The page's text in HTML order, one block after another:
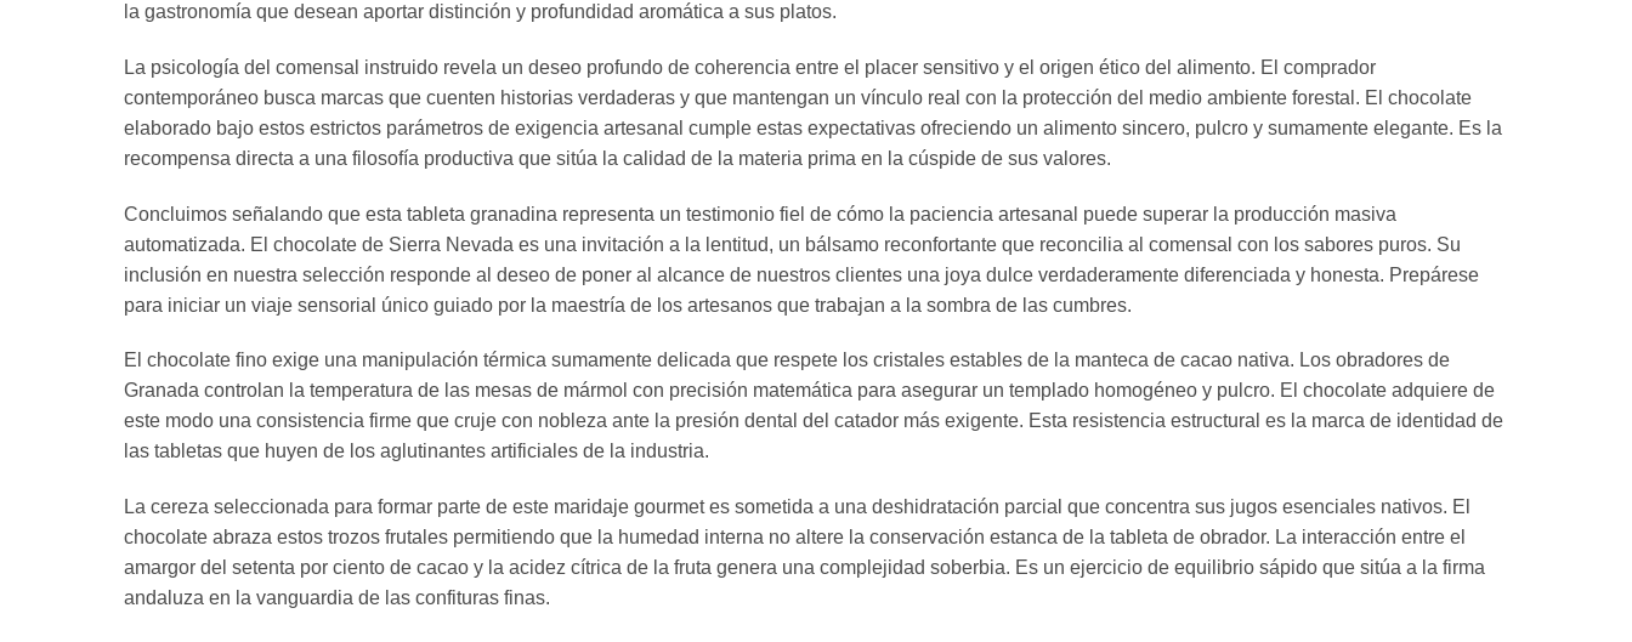
la gastronomía que desean aportar distinción y profundidad aromática a sus platos.
La psicología del comensal instruido revela un deseo profundo de coherencia entre el placer sensitivo y el origen ético del alimento. El comprador
contemporáneo busca marcas que cuenten historias verdaderas y que mantengan un vínculo real con la protección del medio ambiente forestal. El chocolate
elaborado bajo estos estrictos parámetros de exigencia artesanal cumple estas expectativas ofreciendo un alimento sincero, pulcro y sumamente elegante. Es la
recompensa directa a una filosofía productiva que sitúa la calidad de la materia prima en la cúspide de sus valores.
Concluimos señalando que esta tableta granadina representa un testimonio fiel de cómo la paciencia artesanal puede superar la producción masiva
automatizada. El chocolate de Sierra Nevada es una invitación a la lentitud, un bálsamo reconfortante que reconcilia al comensal con los sabores puros. Su
inclusión en nuestra selección responde al deseo de poner al alcance de nuestros clientes una joya dulce verdaderamente diferenciada y honesta. Prepárese
para iniciar un viaje sensorial único guiado por la maestría de los artesanos que trabajan a la sombra de las cumbres.
El chocolate fino exige una manipulación térmica sumamente delicada que respete los cristales estables de la manteca de cacao nativa. Los obradores de
Granada controlan la temperatura de las mesas de mármol con precisión matemática para asegurar un templado homogéneo y pulcro. El chocolate adquiere de
este modo una consistencia firme que cruje con nobleza ante la presión dental del catador más exigente. Esta resistencia estructural es la marca de identidad de
las tabletas que huyen de los aglutinantes artificiales de la industria.
La cereza seleccionada para formar parte de este maridaje gourmet es sometida a una deshidratación parcial que concentra sus jugos esenciales nativos. El
chocolate abraza estos trozos frutales permitiendo que la humedad interna no altere la conservación estanca de la tableta de obrador. La interacción entre el
amargor del setenta por ciento de cacao y la acidez cítrica de la fruta genera una complejidad soberbia. Es un ejercicio de equilibrio sápido que sitúa a la firma
andaluza en la vanguardia de las confituras finas.